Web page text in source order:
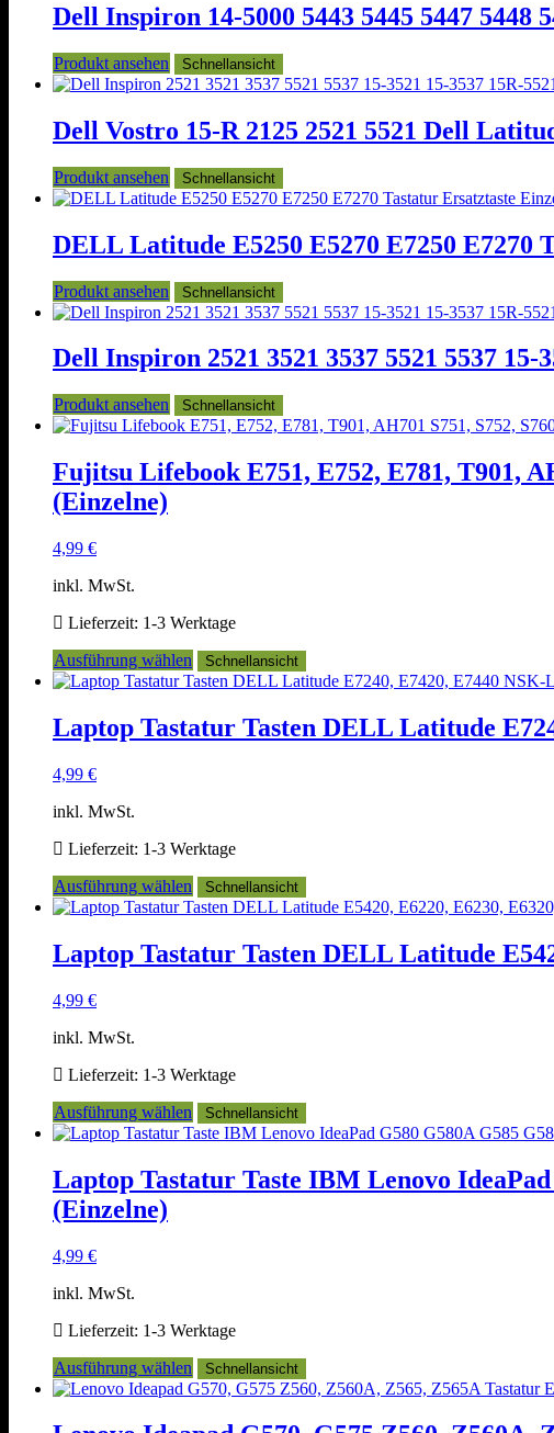
Dell Inspiron 14-5000 5443 5445 5447 5448
Produkt ansehen Schnellansicht
Dell Vostro 15-R 2125 2521 5521 Dell
Produkt ansehen Schnellansicht
DELL Latitude E5250 E5270 E7250 E7270
Produkt ansehen Schnellansicht
Dell Inspiron 2521 3521 3537 5521 5537
Produkt ansehen Schnellansicht
Fujitsu Lifebook E751, E752, E781, T901,
(Einzelne)
4,99 €
inkl. MwSt.
Lieferzeit: 1-3 Werktage
Ausführung wählen
Dieses
Produkt
mehrere
Varianten
der
Produktseite
gewählt
werden
Schnellansicht
Laptop Tastatur Tasten DELL Latitude
4,99 €
inkl. MwSt.
Lieferzeit: 1-3 Werktage
Ausführung wählen
Dieses
Produkt
mehrere
Varianten
der
Produktseite
gewählt
werden
Schnellansicht
Laptop Tastatur Tasten DELL Latitude
4,99 €
inkl. MwSt.
Lieferzeit: 1-3 Werktage
Ausführung wählen
Dieses
Produkt
mehrere
Varianten
Produktseite
werden
Schnellansicht
Laptop Tastatur Taste IBM Lenovo
(Einzelne)
4,99 €
inkl. MwSt.
Lieferzeit: 1-3 Werktage
Ausführung wählen
Dieses
Produkt
mehrere
Schnellansicht